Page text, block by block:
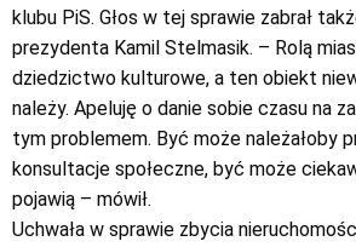
klubu PiS. Głos w tej sprawie zabrał
prezydenta Kamil Stelmasik. – Rolą
dziedzictwo kulturowe, a ten obiekt
należy. Apeluję o danie sobie czasu na
tym problemem. Być może należałoby
konsultacje społeczne, być może
pojawią – mówił.
Uchwała w sprawie zbycia